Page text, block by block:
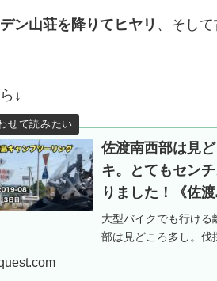
デン山荘を降りてヒヤリ 、そして
↓
佐渡南西部は見
キ。とてもセン
りました！《佐
大型バイクでも行け
部は見どころ多し。伐